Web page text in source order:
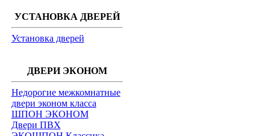
УСТАНОВКА ДВЕРЕЙ
Установка дверей
ДВЕРИ ЭКОНОМ
Недорогие межкомнатные
двери эконом класса
ШПОН ЭКОНОМ
Двери ПВХ